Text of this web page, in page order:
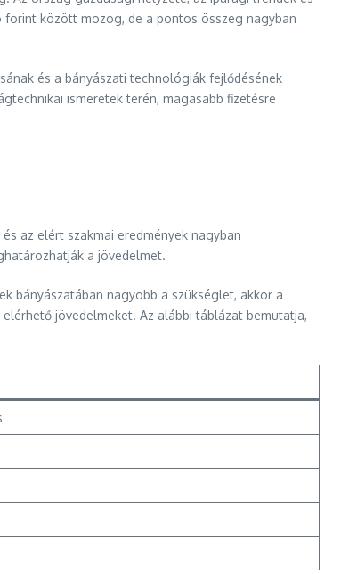
forint között mozog, de a pontos összeg nagyban
és a bányászati technológiák fejlődésének
ismeretek terén, magasabb fizetésre
az elért szakmai eredmények nagyban
a jövedelmet.
bányászatában nagyobb a szükséglet, akkor a
jövedelmeket. Az alábbi táblázat bemutatja,